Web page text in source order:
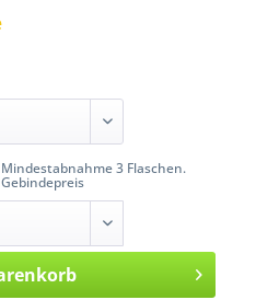
Mindestabnahme 3 Flaschen.
Gebindepreis